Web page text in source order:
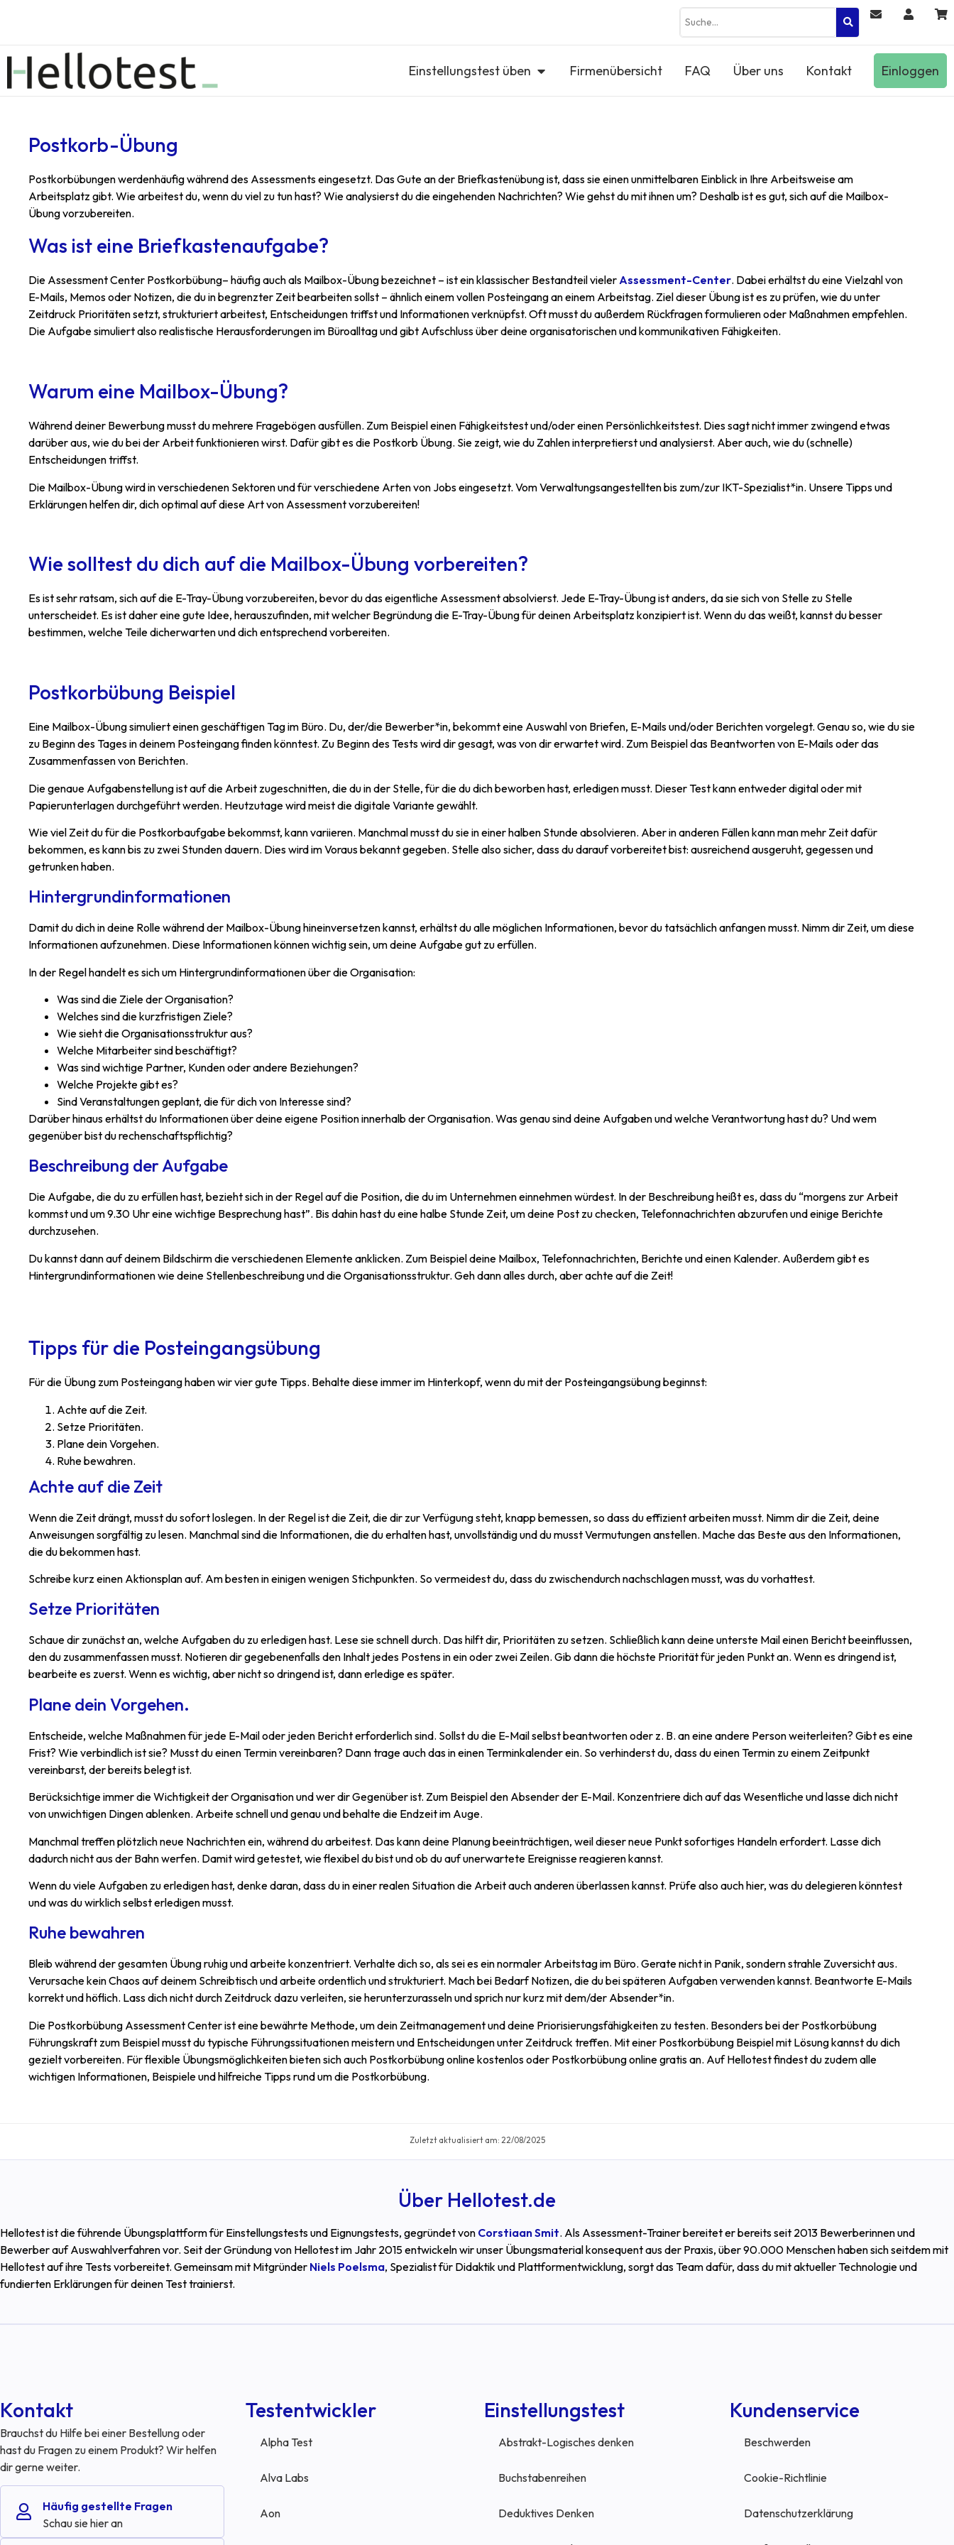
Einstellungstest üben Firmenübersicht FAQ Über uns Kontakt Einloggen
Postkorb-Übung
Postkorbübungen werdenhäufig während des Assessments eingesetzt. Das Gute an der Briefkastenübung ist, dass sie einen unmittelbaren Einblick in Ihre Arbeitsweise am
Arbeitsplatz gibt. Wie arbeitest du, wenn du viel zu tun hast? Wie analysierst du die eingehenden Nachrichten? Wie gehst du mit ihnen um? Deshalb ist es gut, sich auf die Mailbox-
Übung vorzubereiten.
Was ist eine Briefkastenaufgabe?
Die Assessment Center Postkorbübung– häufig auch als Mailbox-Übung bezeichnet – ist ein klassischer Bestandteil vielerAssessment-Center. Dabei erhältst du eine Vielzahl von
E-Mails, Memos oder Notizen, die du in begrenzter Zeit bearbeiten sollst – ähnlich einem vollen Posteingang an einem Arbeitstag. Ziel dieser Übung ist es zu prüfen, wie du unter
Zeitdruck Prioritäten setzt, strukturiert arbeitest, Entscheidungen triffst und Informationen verknüpfst. Oft musst du außerdem Rückfragen formulieren oder Maßnahmen empfehlen.
Die Aufgabe simuliert also realistische Herausforderungen im Büroalltag und gibt Aufschluss über deine organisatorischen und kommunikativen Fähigkeiten.
Warum eine Mailbox-Übung?
Während deiner Bewerbung musst du mehrere Fragebögen ausfüllen. Zum Beispiel einen Fähigkeitstest und/oder einen Persönlichkeitstest. Dies sagt nicht immer zwingend etwas
darüber aus, wie du bei der Arbeit funktionieren wirst. Dafür gibt es die Postkorb Übung. Sie zeigt, wie du Zahlen interpretierst und analysierst. Aber auch, wie du (schnelle)
Entscheidungen triffst.
Die Mailbox-Übung wird in verschiedenen Sektoren und für verschiedene Arten von Jobs eingesetzt. Vom Verwaltungsangestellten bis zum/zur IKT-Spezialist*in. Unsere Tipps und
Erklärungen helfen dir, dich optimal auf diese Art von Assessment vorzubereiten!
Wie solltest du dich auf die Mailbox-Übung vorbereiten?
Es ist sehr ratsam, sich auf die E-Tray-Übung vorzubereiten, bevor du das eigentliche Assessment absolvierst. Jede E-Tray-Übung ist anders, da sie sich von Stelle zu Stelle
unterscheidet. Es ist daher eine gute Idee, herauszufinden, mit welcher Begründung die E-Tray-Übung für deinen Arbeitsplatz konzipiert ist. Wenn du das weißt, kannst du besser
bestimmen, welche Teile dicherwarten und dich entsprechend vorbereiten.
Postkorbübung Beispiel
Eine Mailbox-Übung simuliert einen geschäftigen Tag im Büro. Du, der/die Bewerber*in, bekommt eine Auswahl von Briefen, E-Mails und/oder Berichten vorgelegt. Genau so, wie du sie
zu Beginn des Tages in deinem Posteingang finden könntest. Zu Beginn des Tests wird dir gesagt, was von dir erwartet wird. Zum Beispiel das Beantworten von E-Mails oder das
Zusammenfassen von Berichten.
Die genaue Aufgabenstellung ist auf die Arbeit zugeschnitten, die du in der Stelle, für die du dich beworben hast, erledigen musst. Dieser Test kann entweder digital oder mit
Papierunterlagen durchgeführt werden. Heutzutage wird meist die digitale Variante gewählt.
Wie viel Zeit du für die Postkorbaufgabe bekommst, kann variieren. Manchmal musst du sie in einer halben Stunde absolvieren. Aber in anderen Fällen kann man mehr Zeit dafür
bekommen, es kann bis zu zwei Stunden dauern. Dies wird im Voraus bekannt gegeben. Stelle also sicher, dass du darauf vorbereitet bist: ausreichend ausgeruht, gegessen und
getrunken haben.
Hintergrundinformationen
Damit du dich in deine Rolle während der Mailbox-Übung hineinversetzen kannst, erhältst du alle möglichen Informationen, bevor du tatsächlich anfangen musst. Nimm dir Zeit, um diese
Informationen aufzunehmen. Diese Informationen können wichtig sein, um deine Aufgabe gut zu erfüllen.
In der Regel handelt es sich um Hintergrundinformationen über die Organisation:
Was sind die Ziele der Organisation?
Welches sind die kurzfristigen Ziele?
Wie sieht die Organisationsstruktur aus?
Welche Mitarbeiter sind beschäftigt?
Was sind wichtige Partner, Kunden oder andere Beziehungen?
Welche Projekte gibt es?
Sind Veranstaltungen geplant, die für dich von Interesse sind?
Darüber hinaus erhältst du Informationen über deine eigene Position innerhalb der Organisation. Was genau sind deine Aufgaben und welche Verantwortung hast du? Und wem
gegenüber bist du rechenschaftspflichtig?
Beschreibung der Aufgabe
Die Aufgabe, die du zu erfüllen hast, bezieht sich in der Regel auf die Position, die du im Unternehmen einnehmen würdest. In der Beschreibung heißt es, dass du “morgens zur Arbeit
kommst und um 9.30 Uhr eine wichtige Besprechung hast”. Bis dahin hast du eine halbe Stunde Zeit, um deine Post zu checken, Telefonnachrichten abzurufen und einige Berichte
durchzusehen.
Du kannst dann auf deinem Bildschirm die verschiedenen Elemente anklicken. Zum Beispiel deine Mailbox, Telefonnachrichten, Berichte und einen Kalender. Außerdem gibt es
Hintergrundinformationen wie deine Stellenbeschreibung und die Organisationsstruktur. Geh dann alles durch, aber achte auf die Zeit!
Tipps für die Posteingangsübung
Für die Übung zum Posteingang haben wir vier gute Tipps. Behalte diese immer im Hinterkopf, wenn du mit der Posteingangsübung beginnst:
Achte auf die Zeit.
Setze Prioritäten.
Plane dein Vorgehen.
Ruhe bewahren.
Achte auf die Zeit
Wenn die Zeit drängt, musst du sofort loslegen. In der Regel ist die Zeit, die dir zur Verfügung steht, knapp bemessen, so dass du effizient arbeiten musst. Nimm dir die Zeit, deine
Anweisungen sorgfältig zu lesen. Manchmal sind die Informationen, die du erhalten hast, unvollständig und du musst Vermutungen anstellen. Mache das Beste aus den Informationen,
die du bekommen hast.
Schreibe kurz einen Aktionsplan auf. Am besten in einigen wenigen Stichpunkten. So vermeidest du, dass du zwischendurch nachschlagen musst, was du vorhattest.
Setze Prioritäten
Schaue dir zunächst an, welche Aufgaben du zu erledigen hast. Lese sie schnell durch. Das hilft dir, Prioritäten zu setzen. Schließlich kann deine unterste Mail einen Bericht beeinflussen,
den du zusammenfassen musst. Notieren dir gegebenenfalls den Inhalt jedes Postens in ein oder zwei Zeilen. Gib dann die höchste Priorität für jeden Punkt an. Wenn es dringend ist,
bearbeite es zuerst. Wenn es wichtig, aber nicht so dringend ist, dann erledige es später.
Plane dein Vorgehen.
Entscheide, welche Maßnahmen für jede E-Mail oder jeden Bericht erforderlich sind. Sollst du die E-Mail selbst beantworten oder z. B. an eine andere Person weiterleiten? Gibt es eine
Frist? Wie verbindlich ist sie? Musst du einen Termin vereinbaren? Dann trage auch das in einen Terminkalender ein. So verhinderst du, dass du einen Termin zu einem Zeitpunkt
vereinbarst, der bereits belegt ist.
Berücksichtige immer die Wichtigkeit der Organisation und wer dir Gegenüber ist. Zum Beispiel den Absender der E-Mail. Konzentriere dich auf das Wesentliche und lasse dich nicht
von unwichtigen Dingen ablenken. Arbeite schnell und genau und behalte die Endzeit im Auge.
Manchmal treffen plötzlich neue Nachrichten ein, während du arbeitest. Das kann deine Planung beeinträchtigen, weil dieser neue Punkt sofortiges Handeln erfordert. Lasse dich
dadurch nicht aus der Bahn werfen. Damit wird getestet, wie flexibel du bist und ob du auf unerwartete Ereignisse reagieren kannst.
Wenn du viele Aufgaben zu erledigen hast, denke daran, dass du in einer realen Situation die Arbeit auch anderen überlassen kannst. Prüfe also auch hier, was du delegieren könntest
und was du wirklich selbst erledigen musst.
Ruhe bewahren
Bleib während der gesamten Übung ruhig und arbeite konzentriert. Verhalte dich so, als sei es ein normaler Arbeitstag im Büro. Gerate nicht in Panik, sondern strahle Zuversicht aus.
Verursache kein Chaos auf deinem Schreibtisch und arbeite ordentlich und strukturiert. Mach bei Bedarf Notizen, die du bei späteren Aufgaben verwenden kannst. Beantworte E-Mails
korrekt und höflich. Lass dich nicht durch Zeitdruck dazu verleiten, sie herunterzurasseln und sprich nur kurz mit dem/der Absender*in.
Die Postkorbübung Assessment Center ist eine bewährte Methode, um dein Zeitmanagement und deine Priorisierungsfähigkeiten zu testen. Besonders bei der Postkorbübung
Führungskraft zum Beispiel musst du typische Führungssituationen meistern und Entscheidungen unter Zeitdruck treffen. Mit einer Postkorbübung Beispiel mit Lösung kannst du dich
gezielt vorbereiten. Für flexible Übungsmöglichkeiten bieten sich auch Postkorbübung online kostenlos oder Postkorbübung online gratis an. Auf Hellotest findest du zudem alle
wichtigen Informationen, Beispiele und hilfreiche Tipps rund um die Postkorbübung.
Zuletzt aktualisiert am: 22/08/2025
Über Hellotest.de
Hellotest ist die führende Übungsplattform für Einstellungstests und Eignungstests, gegründet von Corstiaan Smit. Als Assessment-Trainer bereitet er bereits seit 2013 Bewerberinnen und
Bewerber auf Auswahlverfahren vor. Seit der Gründung von Hellotest im Jahr 2015 entwickeln wir unser Übungsmaterial konsequent aus der Praxis, über 90.000 Menschen haben sich seitdem mit
Hellotest auf ihre Tests vorbereitet. Gemeinsam mit Mitgründer Niels Poelsma, Spezialist für Didaktik und Plattformentwicklung, sorgt das Team dafür, dass du mit aktueller Technologie und
fundierten Erklärungen für deinen Test trainierst.
Kontakt
Brauchst du Hilfe bei einer Bestellung oder
hast du Fragen zu einem Produkt? Wir helfen
dir gerne weiter.
Häufig gestellte Fragen
Schau sie hier an
Testentwickler
Alpha Test
Alva Labs
Aon
Einstellungstest
Abstrakt-Logisches denken
Buchstabenreihen
Deduktives Denken
Kundenservice
Beschwerden
Cookie-Richtlinie
Datenschutzerklärung